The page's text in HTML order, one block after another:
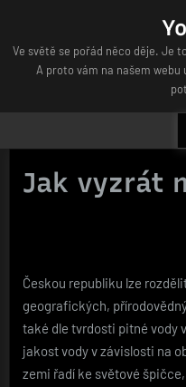
content
Ve světě se pořád něco děje. Je
A proto vám na našem
Jak vyzrát
Českou republiku lze
geografických,
také dle tvrdosti pitné vody
jakost vody v závislosti na
zemi řadí ke světové